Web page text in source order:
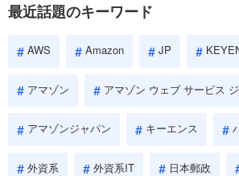
しょう。
最近話題のキーワード
AWS Amazon JP
アマゾン アマゾン ウェブ サービス
アマゾンジャパン キーエンス
外資系 外資系IT 日本郵政